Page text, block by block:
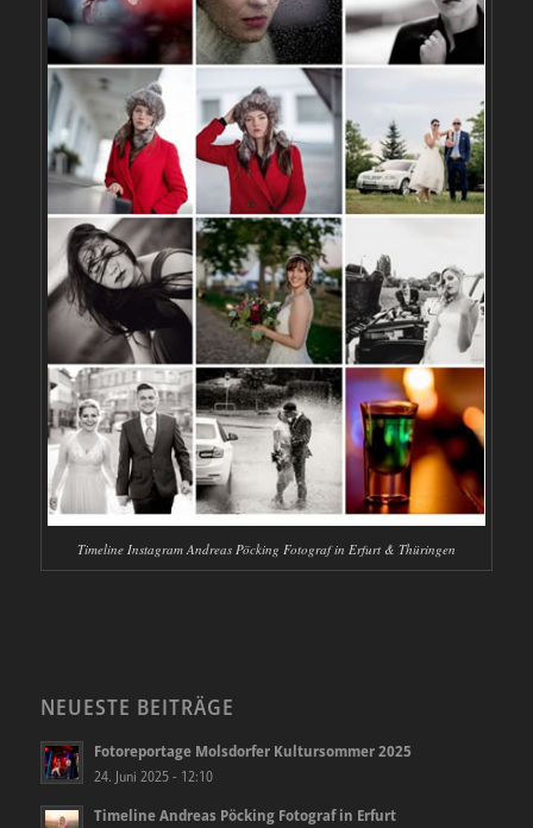
Timeline Instagram Andreas Pöcking Fotograf in Erfurt & Thüringen
NEUESTE BEITRÄGE
Fotoreportage Molsdorfer Kultursommer 2025
24. Juni 2025 - 12:10
Timeline Andreas Pöcking Fotograf in Erfurt